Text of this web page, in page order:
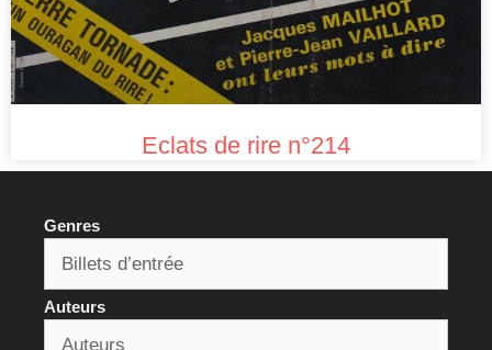
Eclats de rire n°214
Genres
Auteurs